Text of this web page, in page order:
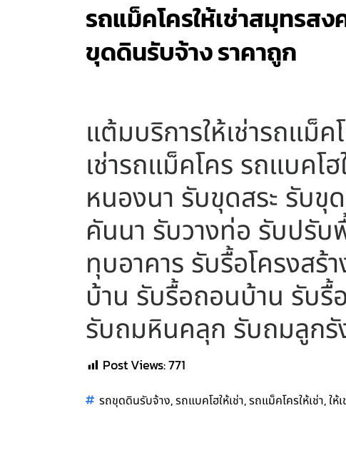
รถแม็คโครให้เช่าสมุทรสง
ขุดดินรับจ้าง ราคาถูก
แต้มบริการให้เช่ารถแม็
เช่ารถแม็คโคร รถแบค
หนองนา รับขุดสระ รับ
คันนา รับวางท่อ รับปรั
ทุบอาคาร รับรื้อโครงสร้
บ้าน รับรื้อถอนบ้าน รับรื้
รับถมหินคลุก รับถมลูกรั
Post Views:771
รถขุดดินรับจ้าง,รถแบคโฮให้เช่า,รถแม็คโครให้เช่า,ให้